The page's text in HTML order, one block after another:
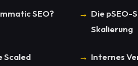
SEO?
Die pSEO-
Skalierung
Scaled
Internes